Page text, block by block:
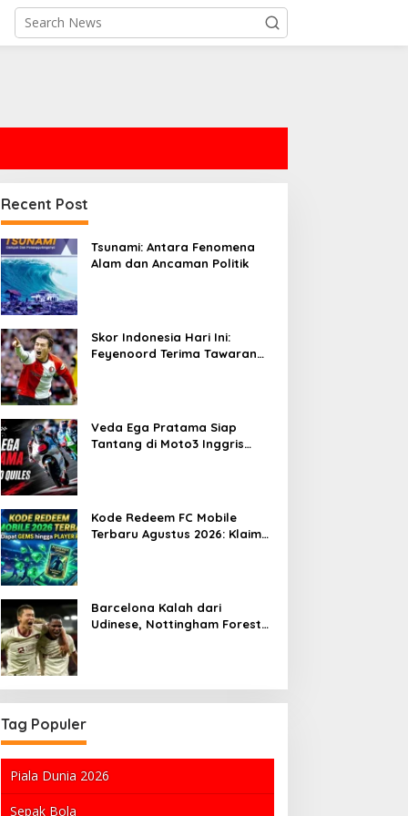
Recent Post
Tsunami: Antara Fenomena
Alam dan Ancaman Politik
Skor Indonesia Hari Ini:
Feyenoord Terima Tawaran
Veda Ega Pratama Siap
Tantang di Moto3 Inggris
Kode Redeem FC Mobile
Terbaru Agustus 2026: Klaim
Barcelona Kalah dari
Udinese, Nottingham Forest
Tag Populer
Piala Dunia 2026
Sepak Bola